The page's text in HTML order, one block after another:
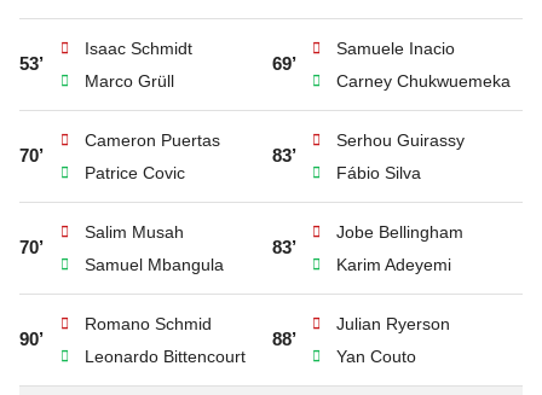
53’
Isaac Schmidt
Marco Grüll
69’
Samuele Inacio
Carney Chukwuemeka
70’
Cameron Puertas
Patrice Covic
83’
Serhou Guirassy
Fábio Silva
70’
Salim Musah
Samuel Mbangula
83’
Jobe Bellingham
Karim Adeyemi
90’
Romano Schmid
Leonardo Bittencourt
88’
Julian Ryerson
Yan Couto